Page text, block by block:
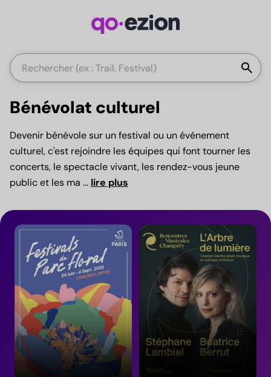
search
Bénévolat culturel
Devenir bénévole sur un festival ou un événement
culturel, c'est rejoindre les équipes qui font tourner les
concerts, le spectacle vivant, les rendez-vous jeune
public et les ma ... lire plus